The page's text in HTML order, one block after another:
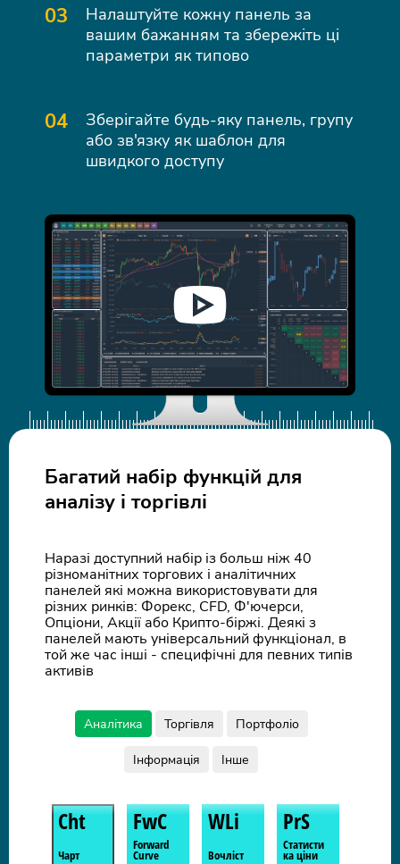
03
Налаштуйте кожну панель за
вашим бажанням та збережіть ці
параметри як типово
04
Зберігайте будь-яку панель, групу
або зв'язку як шаблон для
швидкого доступу
Багатий набір функцій для
аналізу і торгівлі
Наразі доступний набір із больш ніж 40
різноманітних торгових і аналітичних
панелей які можна використовувати для
різних ринків: Форекс, CFD, Ф'ючерси,
Опціони, Акції або Крипто-біржі. Деякі з
панелей мають універсальний функціонал, в
той же час інші - специфічні для певних типів
активів
Аналітика Торгівля
Портфоліо
Інформація
Інше
Cht
Чарт
FwC
Forward
Curve
WLi
Вочліст
PrS
Статисти
ка ціни